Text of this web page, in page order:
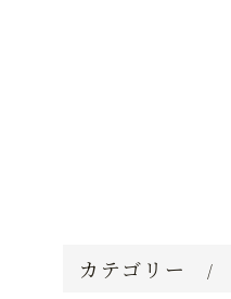
カテゴリー